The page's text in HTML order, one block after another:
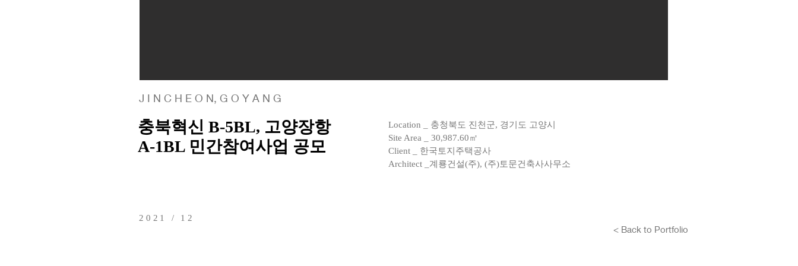
J I N C H E O N, G O Y A N G
충북혁신 B-5BL, 고양장항
A-1BL 민간참여사업 공모
Location _ 충청북도 진천군, 경기도 고양시
Site Area _ 30,987.60㎡
Client _ 한국토지주택공사
Architect _계룡건설(주), (주)토문건축사사무소
2021 / 12
< Back to Portfolio